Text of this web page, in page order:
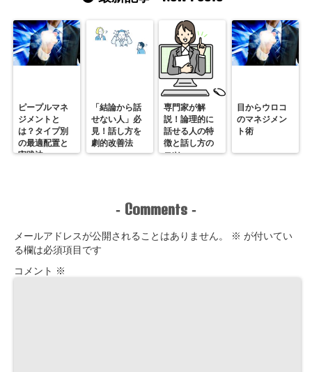
ピープルマネ
ジメントと
は？タイプ別
の最適配置と
実践法
「結論から話
せない人」必
見！話し方を
劇的改善法
専門家が解
説！論理的に
話せる人の特
徴と話し方の
コツ
目からウロコ
のマネジメン
ト術
- Comments -
メールアドレスが公開されることはありません。 ※ が付いてい
る欄は必須項目です
コメント ※